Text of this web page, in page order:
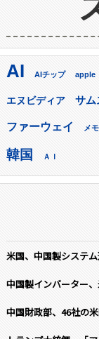
AI AIチップ apple
エヌビディア サム
ファーウェイ メ
韓国 ＡＩ
米国、中国製システ
中国製インバーター
中国財政部、46社の